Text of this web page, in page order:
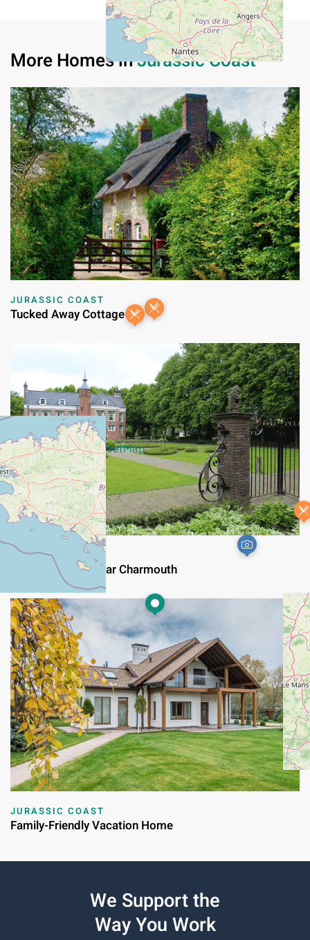
Leaflet |©OpenStreetMap
More Homes inJurassic Coast
JURASSIC COAST
Tucked Away Cottage
JURASSIC COAST
Historic Manor Near Charmouth
JURASSIC COAST
Family-Friendly Vacation Home
We Support the
Way You Work